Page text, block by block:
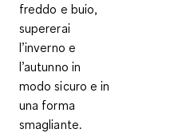
freddo e buio,
supererai
l’inverno e
l’autunno in
modo sicuro e in
una forma
smagliante.